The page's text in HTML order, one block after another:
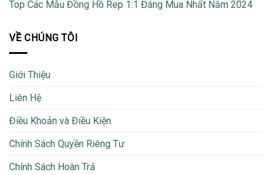
Top Các Mẫu Đồng Hồ Rep 1:1 Đáng Mua Nhất Năm 2024
VỀ CHÚNG TÔI
Giới Thiệu
Liên Hệ
Điều Khoản và Điều Kiện
Chính Sách Quyền Riêng Tư
Chính Sách Hoàn Trả